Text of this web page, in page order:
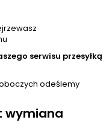
serwisu przesyłką
odeślemy
wymiana